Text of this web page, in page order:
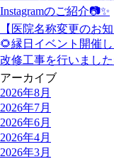
Instagramのご紹介📷✨
【医院名称変更のお知
🌻縁日イベント開催
改修工事を行いまし
アーカイブ
2026年8月
2026年7月
2026年6月
2026年4月
2026年3月